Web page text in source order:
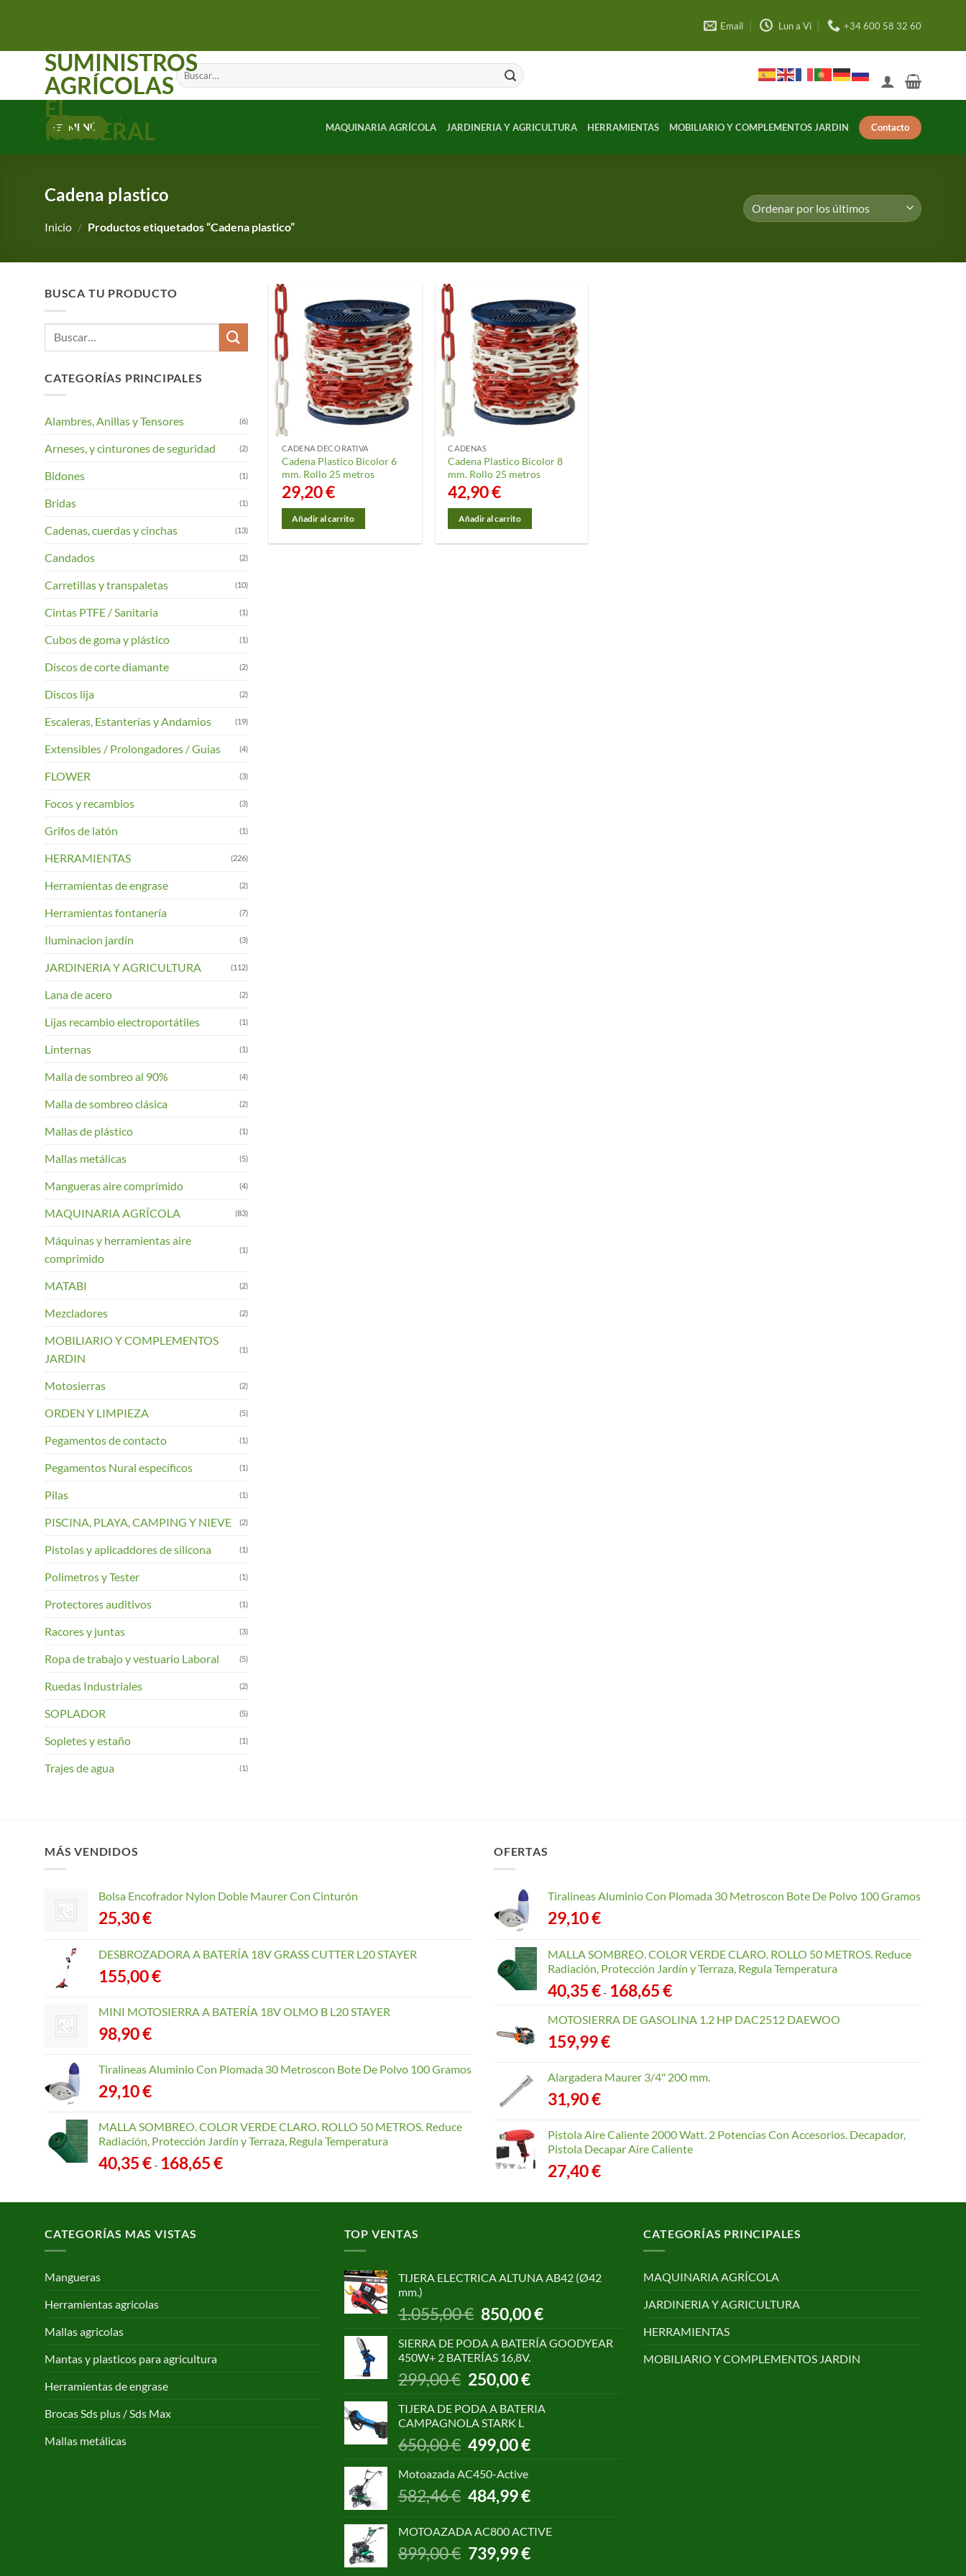
Email Lun a Vi +34 600 58 32 60
SUMINISTROS
AGRÍCOLAS
EL
ROMERAL
Buscar
por:
MENÚ MAQUINARIA AGRÍCOLA JARDINERIA Y AGRICULTURA HERRAMIENTAS MOBILIARIO Y COMPLEMENTOS JARDIN Contacto
Cadena plastico
Inicio / Productos etiquetados “Cadena plastico”
BUSCA TU PRODUCTO
Buscar
CATEGORÍAS PRINCIPALES
Alambres, Anillas y Tensores (6)
Arneses, y cinturones de seguridad (2)
Bidones (1)
Bridas (1)
Cadenas, cuerdas y cinchas (13)
Candados (2)
Carretillas y transpaletas (10)
Cintas PTFE / Sanitaria (1)
Cubos de goma y plástico (1)
Discos de corte diamante (2)
Discos lija (2)
Escaleras, Estanterías y Andamios (19)
Extensibles / Prolongadores / Guias (4)
FLOWER (3)
Focos y recambios (3)
Grifos de latón (1)
HERRAMIENTAS (226)
Herramientas de engrase (2)
Herramientas fontanería (7)
Iluminacion jardín (3)
JARDINERIA Y AGRICULTURA (112)
Lana de acero (2)
Lijas recambio electroportátiles (1)
Linternas (1)
Malla de sombreo al 90% (4)
Malla de sombreo clásica (2)
Mallas de plástico (1)
Mallas metálicas (5)
Mangueras aire comprimido (4)
MAQUINARIA AGRÍCOLA (83)
Máquinas y herramientas aire
comprimido
(1)
MATABI (2)
Mezcladores (2)
MOBILIARIO Y COMPLEMENTOS
JARDIN
(1)
Motosierras (2)
ORDEN Y LIMPIEZA (5)
Pegamentos de contacto (1)
Pegamentos Nural específicos (1)
Pilas (1)
PISCINA, PLAYA, CAMPING Y NIEVE (2)
Pistolas y aplicaddores de silicona (1)
Polimetros y Tester (1)
Protectores auditivos (1)
Racores y juntas (3)
Ropa de trabajo y vestuario Laboral (5)
Ruedas Industriales (2)
SOPLADOR (5)
Sopletes y estaño (1)
Trajes de agua (1)
CADENA DECORATIVA
Cadena Plastico Bicolor 6
mm. Rollo 25 metros
29,20€
Añadir al carrito
CADENAS
Cadena Plastico Bicolor 8
mm. Rollo 25 metros
42,90€
Añadir al carrito
MÁS VENDIDOS
Bolsa Encofrador Nylon Doble Maurer Con Cinturón
25,30€
DESBROZADORA A BATERÍA 18V GRASS CUTTER L20 STAYER
155,00€
MINI MOTOSIERRA A BATERÍA 18V OLMO B L20 STAYER
98,90€
Tiralineas Aluminio Con Plomada 30 Metroscon Bote De Polvo 100 Gramos
29,10€
MALLA SOMBREO. COLOR VERDE CLARO. ROLLO 50 METROS. Reduce
Radiación, Protección Jardín y Terraza, Regula Temperatura
40,35€- 168,65€Rango
desde
OFERTAS
Tiralineas Aluminio Con Plomada 30 Metroscon Bote De Polvo 100 Gramos
29,10€
MALLA SOMBREO. COLOR VERDE CLARO. ROLLO 50 METROS. Reduce
Radiación, Protección Jardín y Terraza, Regula Temperatura
40,35€- 168,65€Rango
precios:
168,65 €
MOTOSIERRA DE GASOLINA 1.2 HP DAC2512 DAEWOO
159,99€
Alargadera Maurer 3/4" 200 mm.
31,90€
Pistola Aire Caliente 2000 Watt. 2 Potencias Con Accesorios. Decapador,
Pistola Decapar Aire Caliente
27,40€
CATEGORÍAS MAS VISTAS
Mangueras
Herramientas agricolas
Mallas agricolas
Mantas y plasticos para agricultura
Herramientas de engrase
Brocas Sds plus / Sds Max
Mallas metálicas
TOP VENTAS
TIJERA ELECTRICA ALTUNA AB42 (Ø42
mm.)
1.055,00€ El
precio
original
era:
1.055,00 €.
850,00€El
actual
SIERRA DE PODA A BATERÍA GOODYEAR
450W+ 2 BATERÍAS 16,8V.
299,00€ El
precio
original
era:
299,00 €.
250,00€El
actual
250,00 €.
TIJERA DE PODA A BATERIA
CAMPAGNOLA STARK L
650,00€
El
precio
original
650,00 €.
499,00€El
499,00 €.
Motoazada AC450-Active
582,46€
El
precio
era:
582,46 €.
484,99€El
es:
484,99 €.
MOTOAZADA AC800 ACTIVE
899,00€ El
precio
739,99€El
CATEGORÍAS PRINCIPALES
MAQUINARIA AGRÍCOLA
JARDINERIA Y AGRICULTURA
HERRAMIENTAS
MOBILIARIO Y COMPLEMENTOS JARDIN